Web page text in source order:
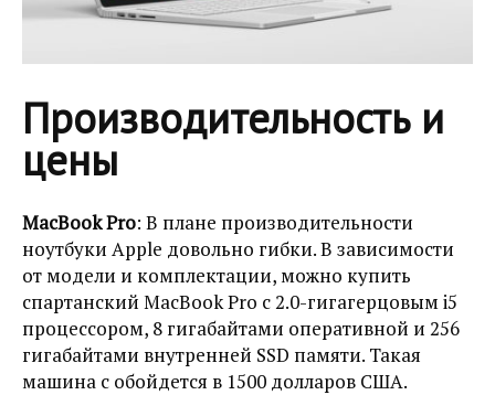
Производительность и
цены
MacBook Pro: В плане производительности
ноутбуки Apple довольно гибки. В зависимости
от модели и комплектации, можно купить
спартанский MacBook Pro с 2.0-гигагерцовым i5
процессором, 8 гигабайтами оперативной и 256
гигабайтами внутренней SSD памяти. Такая
машина с обойдется в 1500 долларов США.